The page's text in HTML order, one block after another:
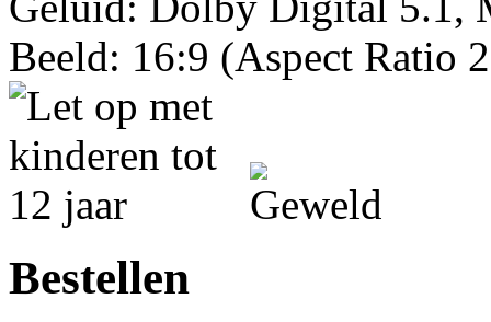
Beeld: 16:9 (Aspect Ratio
Bestellen